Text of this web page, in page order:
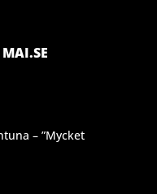
– ”Mycket